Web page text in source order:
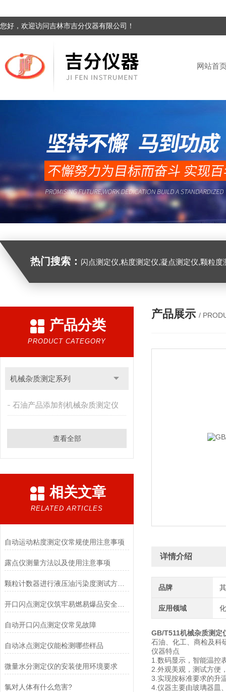
您好，欢迎访问吉林市吉分仪器有限公司！
网站首
热门搜索： 闪点测定仪,粘度测定仪,凝点测定仪,颗粒
产品分类
PRODUCT CATEGORY
机械杂质测定系列
石油产品添加剂机械杂质测定仪
查看全部
相关文章
RELATED ARTICLES
自动运动粘度测定仪常规使用注意事项
露点仪测量方法以及使用注意事项
颗粒计数器进行液压油污染度测试方法步骤
自动开口闪点测定仪常见故障
自动冰点测定仪能检测哪些样品
微量水分测定仪的安装使用环境要求
氯对人体有什么危害?
产品展示 /
详情介绍
品牌
应用领域
GB/T511机械杂质测定
石油、化工、商检及科
仪器特点
1.数码显示，智能温控
2.外观美观，测试方便
3.实现按标准要求的升
4.仪器主要由玻璃器皿